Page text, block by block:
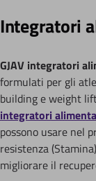
Integratori
GJAV integratori
formulati per gli
building e weight
integratori
possono usare nel
resistenza
migliorare il